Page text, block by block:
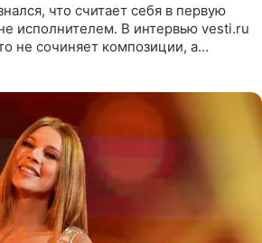
что считает себя в первую
исполнителем. В интервью vesti.ru
не сочиняет композиции, а